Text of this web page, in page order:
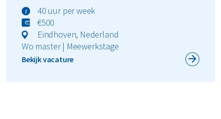
40 uur per week
€500
Eindhoven, Nederland
Wo master | Meewerkstage
Bekijk vacature